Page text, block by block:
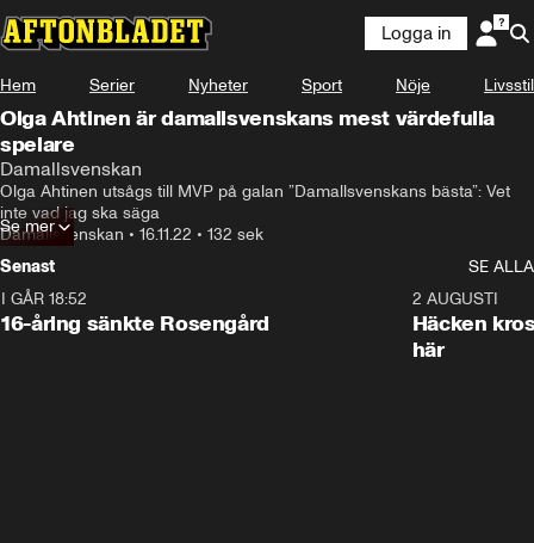
Logga in
Hem Serier Nyheter Sport Nöje Livsstil
Olga Ahtinen är damallsvenskans mest värdefulla
spelare
Damallsvenskan
Olga Ahtinen utsågs till MVP på galan ”Damallsvenskans bästa”: Vet
inte vad jag ska säga
Damallsvenskan • 16.11.22 • 132 sek
Se mer
Senast
SE ALLA
I GÅR 18:52
16-åring sänkte Rosengård
2 AUGUSTI
Häcken
här